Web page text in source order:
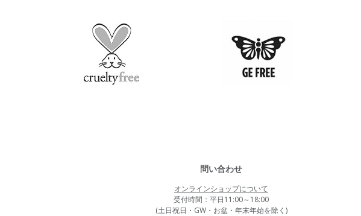
問い合わせ
オンラインショップについて
受付時間：平日11:00～18:00
(土日祝日・GW・お盆・年末年始を除く)